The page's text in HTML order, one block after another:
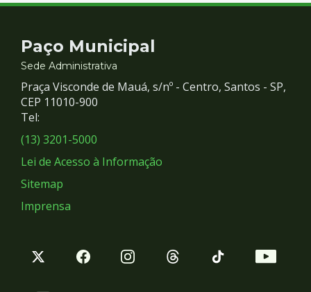
Contato
e
Redes
Sociais
Paço Municipal
Sede Administrativa
Praça Visconde de Mauá, s/nº - Centro, Santos - SP,
CEP 11010-900
Tel:
(13) 3201-5000
Lei de Acesso à Informação
Sitemap
Imprensa